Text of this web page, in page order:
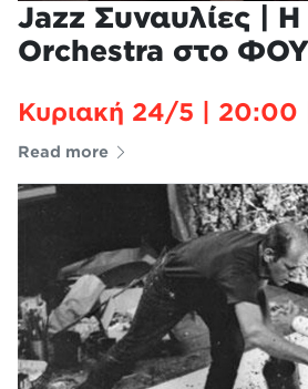
Jazz Συναυλίες |
Orchestra στο
Κυριακή 24/5 |
Read more